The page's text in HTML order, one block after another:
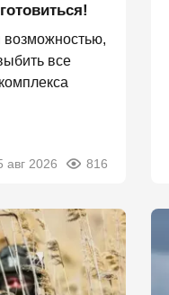
возможностью,
все
авг 2026 816